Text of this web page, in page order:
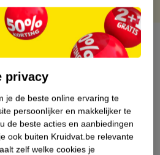
privacy
je de beste online ervaring te
persoonlijker en makkelijker te
de beste acties en aanbiedingen
ook buiten Kruidvat.be relevante
zelf welke cookies je